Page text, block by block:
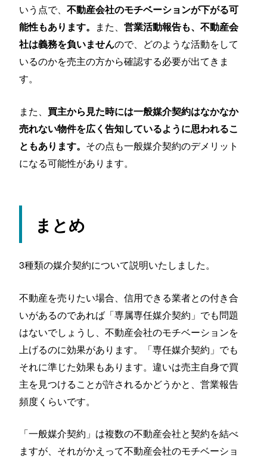
いう点で、不動産会社のモチベーションが下がる可
能性もあります。 また、営業活動報告も、不動産会
社は義務を負いませんので、どのような活動をして
いるのかを売主の方から確認する必要が出てきま
す。
また、 買主から見た時には一般媒介契約はなかなか
売れない物件を広く告知しているように思われるこ
ともあります。 その点も一般媒介契約のデメリット
になる可能性があります。
まとめ
3種類の媒介契約について説明いたしました。
不動産を売りたい場合、信用できる業者との付き合
いがあるのであれば「専属専任媒介契約」でも問題
はないでしょうし、不動産会社のモチベーションを
上げるのに効果があります。「専任媒介契約」でも
それに準じた効果もあります。違いは売主自身で買
主を見つけることが許されるかどうかと、営業報告
頻度くらいです。
「一般媒介契約」は複数の不動産会社と契約を結べ
ますが、それがかえって不動産会社のモチベーショ